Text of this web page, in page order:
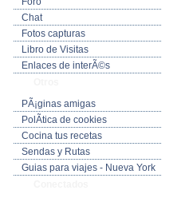
Chat
Fotos capturas
Libro de Visitas
Enlaces de interÃ©s
PÃ¡ginas amigas
PolÃ­tica de cookies
Cocina tus recetas
Sendas y Rutas
Guias para viajes - Nueva York